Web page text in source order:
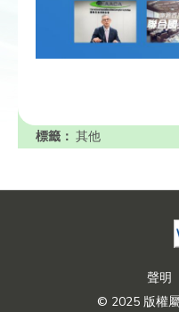
標籤： 其他
聲明
© 2025 版權